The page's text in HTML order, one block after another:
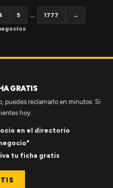
5 ... 1777
→
GRATIS
puedes reclamarlo en minutos. Si
hoy.
en el directorio
tu ficha gratis